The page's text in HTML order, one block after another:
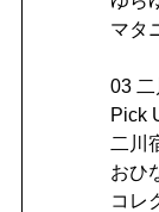
マタ
03
Pick
二川
おひ
コレ